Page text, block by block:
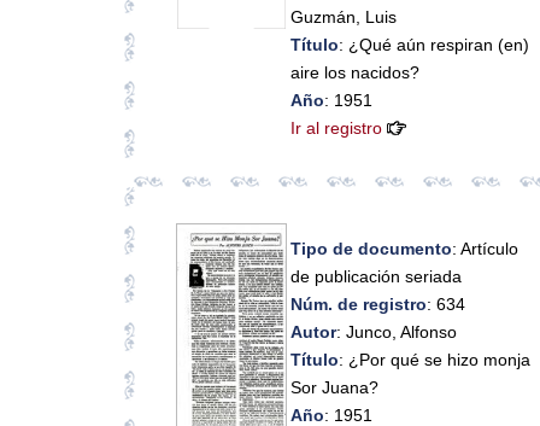
Guzmán, Luis
Título: ¿Qué aún respiran (en)
aire los nacidos?
Año: 1951
Ir al registro
Tipo de documento: Artículo
de publicación seriada
Núm. de registro: 634
Autor: Junco, Alfonso
Título: ¿Por qué se hizo monja
Sor Juana?
Año: 1951